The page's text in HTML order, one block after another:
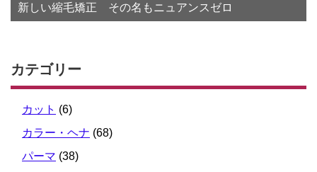
新しい縮毛矯正 その名もニュアンスゼロ
カテゴリー
カット (6)
カラー・ヘナ (68)
パーマ (38)